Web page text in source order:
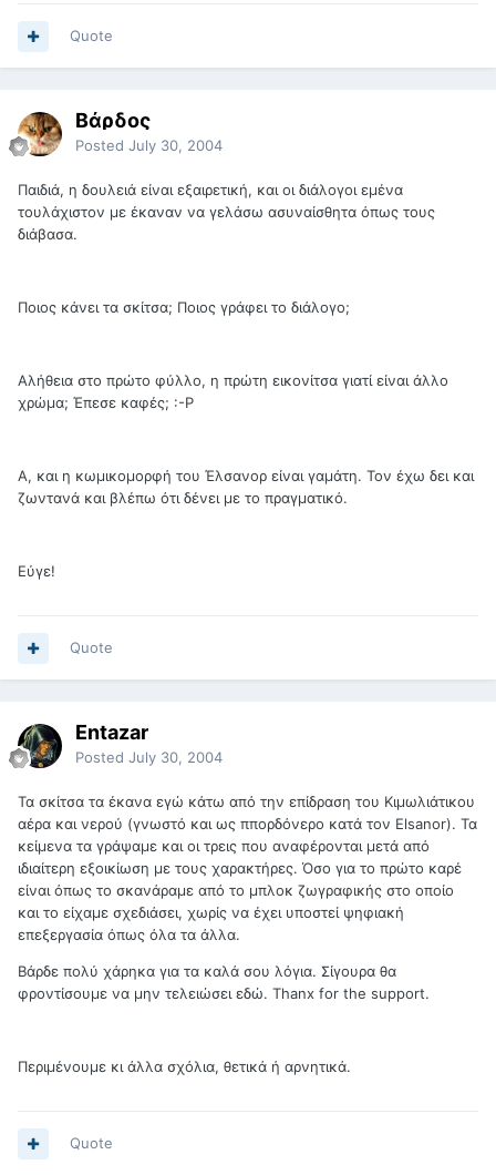
Quote
Βάρδος
Posted July 30, 2004
Παιδιά, η δουλειά είναι εξαιρετική, και οι διάλογοι εμένα
τουλάχιστον με έκαναν να γελάσω ασυναίσθητα όπως τους
διάβασα.
Ποιος κάνει τα σκίτσα; Ποιος γράφει το διάλογο;
Αλήθεια στο πρώτο φύλλο, η πρώτη εικονίτσα γιατί είναι άλλο
χρώμα; Έπεσε καφές; :-Ρ
Α, και η κωμικομορφή του Έλσανορ είναι γαμάτη. Τον έχω δει και
ζωντανά και βλέπω ότι δένει με το πραγματικό.
Εύγε!
Quote
Entazar
Posted July 30, 2004
Τα σκίτσα τα έκανα εγώ κάτω από την επίδραση του Κιμωλιάτικου
αέρα και νερού (γνωστό και ως ππορδόνερο κατά τον Elsanor). Τα
κείμενα τα γράψαμε και οι τρεις που αναφέρονται μετά από
ιδιαίτερη εξοικίωση με τους χαρακτήρες. Όσο για το πρώτο καρέ
είναι όπως το σκανάραμε από το μπλοκ ζωγραφικής στο οποίο
και το είχαμε σχεδιάσει, χωρίς να έχει υποστεί ψηφιακή
επεξεργασία όπως όλα τα άλλα.
Βάρδε πολύ χάρηκα για τα καλά σου λόγια. Σίγουρα θα
φροντίσουμε να μην τελειώσει εδώ. Thanx for the support.
Περιμένουμε κι άλλα σχόλια, θετικά ή αρνητικά.
Quote